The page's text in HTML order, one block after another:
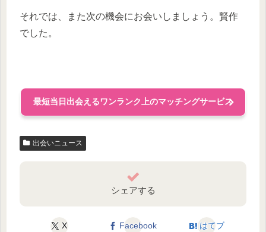
それでは、また次の機会にお会いしましょう。賢作
でした。
最短当日出会えるワンランク上のマッチングサービス
出会いニュース
シェアする
X Facebook はてブ